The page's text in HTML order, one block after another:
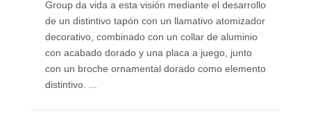
Group da vida a esta visión mediante el desarrollo
de un distintivo tapón con un llamativo atomizador
decorativo, combinado con un collar de aluminio
con acabado dorado y una placa a juego, junto
con un broche ornamental dorado como elemento
distintivo. ...